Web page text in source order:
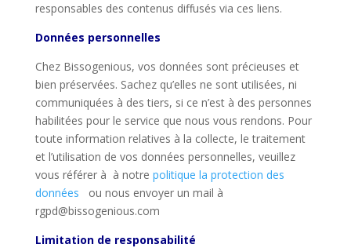
responsables des contenus diffusés via ces liens.
Données personnelles
Chez Bissogenious, vos données sont précieuses et
bien préservées. Sachez qu’elles ne sont utilisées, ni
communiquées à des tiers, si ce n’est à des personnes
habilitées pour le service que nous vous rendons. Pour
toute information relatives à la collecte, le traitement
et l’utilisation de vos données personnelles, veuillez
vous référer à à notre politique la protection des
données
ou nous envoyer un mail à
rgpd@bissogenious.com
Limitation de responsabilité